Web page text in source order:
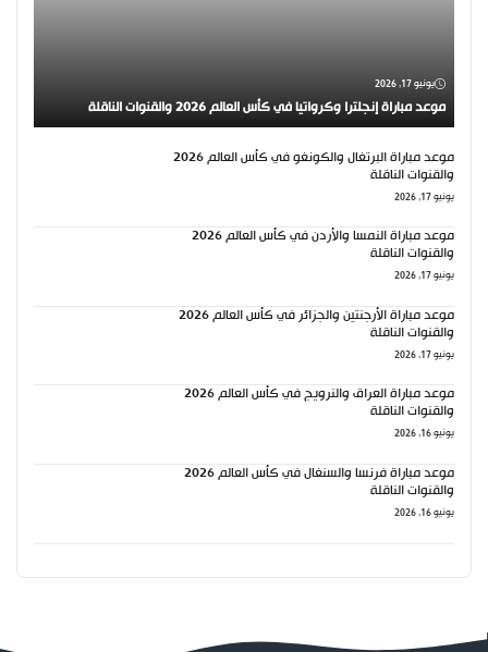
يونيو 17, 2026
موعد مباراة إنجلترا وكرواتيا في كأس العالم 2026 والقنوات الناقلة
موعد مباراة البرتغال والكونغو في كأس العالم 2026
والقنوات الناقلة
يونيو 17, 2026
موعد مباراة النمسا والأردن في كأس العالم 2026
والقنوات الناقلة
يونيو 17, 2026
موعد مباراة الأرجنتين والجزائر في كأس العالم 2026
والقنوات الناقلة
يونيو 17, 2026
موعد مباراة العراق والنرويج في كأس العالم 2026
والقنوات الناقلة
يونيو 16, 2026
موعد مباراة فرنسا والسنغال في كأس العالم 2026
والقنوات الناقلة
يونيو 16, 2026